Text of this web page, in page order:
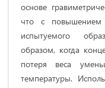
основе
что с повышением
испытуемого
образом, когда
потеря веса
температуры.